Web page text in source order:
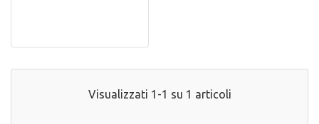
Visualizzati 1-1 su 1 articoli